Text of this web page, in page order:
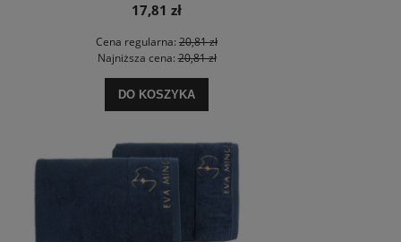
17,81 zł
Cena regularna: 20,81 zł
Najniższa cena:20,81 zł
DO KOSZYKA